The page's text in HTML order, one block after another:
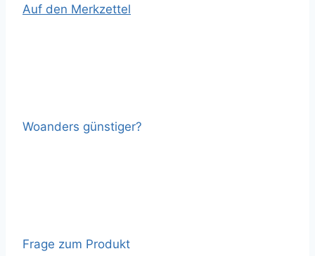
Auf den Merkzettel
Woanders günstiger?
Frage zum Produkt